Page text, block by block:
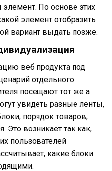
элемент. По основе этих
элемент отобразить
вариант выдать позже.
веб продукта под
отдельного
посещают тот же а
увидеть разные ленты,
порядок товаров,
Это возникает так как,
пользователей
какие блоки